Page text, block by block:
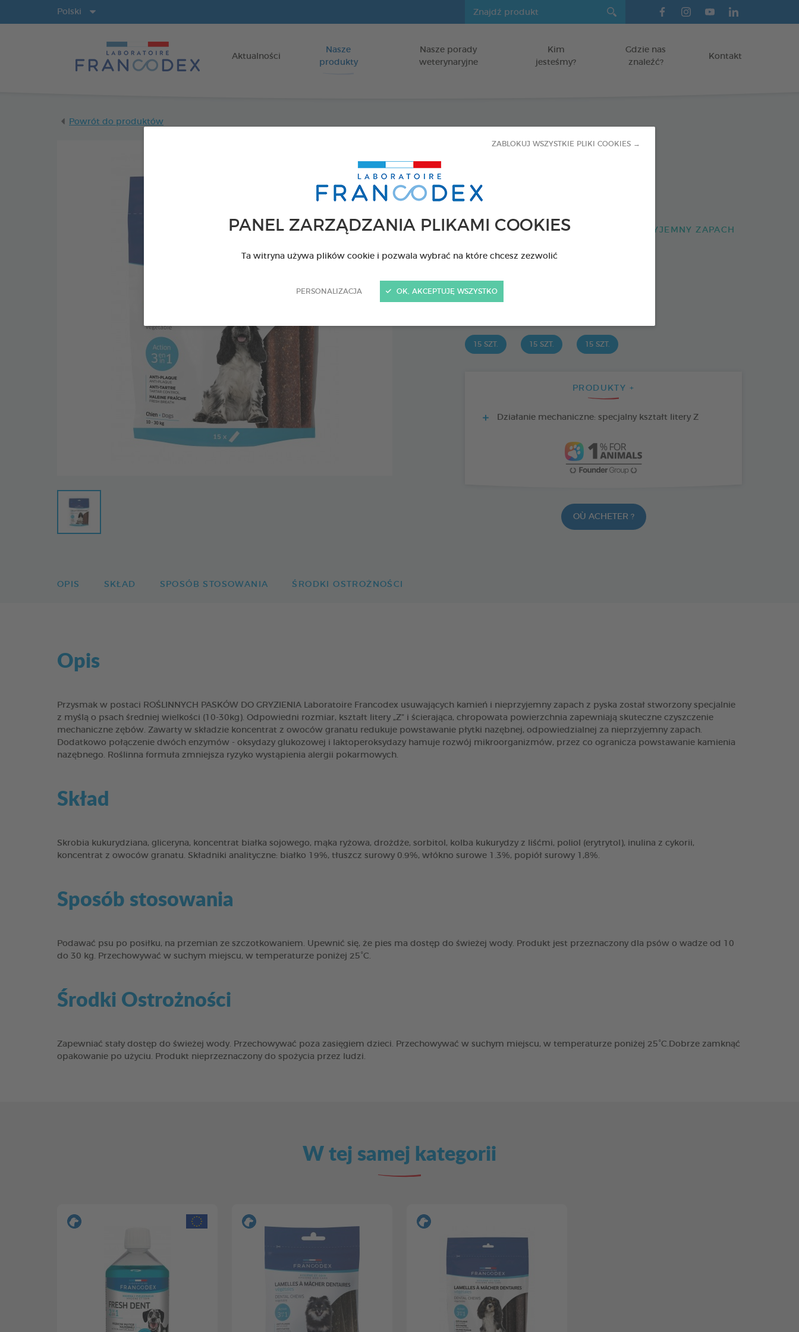
PANEL ZARZĄDZANIA PLIKAMI COOKIES
Ta witryna używa plików cookie i pozwala wybrać na które chcesz zezwolić
PERSONALIZACJA
ZABLOKUJ WSZYSTKIE PLIKI COOKIES →
OK, AKCEPTUJĘ WSZYSTKO
Idź do zawartości
Aktualności
Nasze
produkty
Nasze porady
weterynaryjne
Kim
jesteśmy?
Gdzie nas
znaleźć?
Kontakt
Polski
Powrót do produktów
Roślinne paski do
gryzienia
USUWAJĄCE OSAD NAZĘBNY I NIEPRZYJEMNY ZAPACH
15 SZT. 15 SZT. 15 SZT.
PRODUKTY +
Działanie mechaniczne: specjalny kształt litery Z
OÙ ACHETER ?
OPIS SKŁAD SPOSÓB STOSOWANIA ŚRODKI OSTROŻNOŚCI
Opis
Przysmak w postaci ROŚLINNYCH PASKÓW DO GRYZIENIA Laboratoire Francodex usuwających kamień i nieprzyjemny zapach z pyska został stworzony specjalnie
z myślą o psach średniej wielkości (10-30kg). Odpowiedni rozmiar, kształt litery „Z” i ścierająca, chropowata powierzchnia zapewniają skuteczne czyszczenie
mechaniczne zębów. Zawarty w składzie koncentrat z owoców granatu redukuje powstawanie płytki nazębnej, odpowiedzialnej za nieprzyjemny zapach.
Dodatkowo połączenie dwóch enzymów - oksydazy glukozowej i laktoperoksydazy hamuje rozwój mikroorganizmów, przez co ogranicza powstawanie kamienia
nazębnego. Roślinna formuła zmniejsza ryzyko wystąpienia alergii pokarmowych.
Skład
Skrobia kukurydziana, gliceryna, koncentrat białka sojowego, mąka ryżowa, drożdże, sorbitol, kolba kukurydzy z liśćmi, poliol (erytrytol), inulina z cykorii,
koncentrat z owoców granatu. Składniki analityczne: białko 19%, tłuszcz surowy 0.9%, włókno surowe 1.3%, popiół surowy 1,8%.
Sposób stosowania
Podawać psu po posiłku, na przemian ze szczotkowaniem. Upewnić się, że pies ma dostęp do świeżej wody. Produkt jest przeznaczony dla psów o wadze od 10
do 30 kg. Przechowywać w suchym miejscu, w temperaturze poniżej 25°C.
Środki Ostrożności
Zapewniać stały dostęp do świeżej wody. Przechowywać poza zasięgiem dzieci. Przechowywać w suchym miejscu, w temperaturze poniżej 25°C.Dobrze zamknąć
opakowanie po użyciu. Produkt nieprzeznaczony do spożycia przez ludzi.
W tej samej kategorii